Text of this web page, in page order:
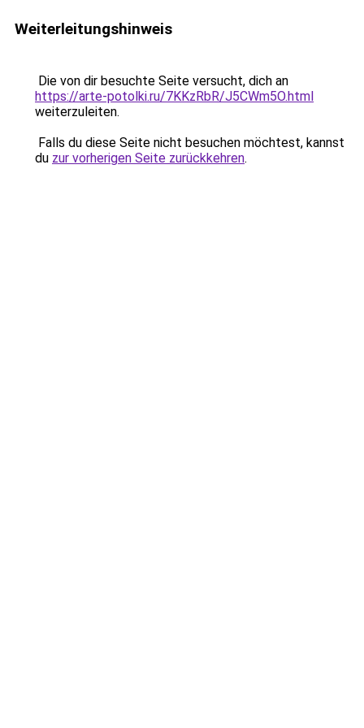
Weiterleitungshinweis
Die von dir besuchte Seite versucht, dich an
https://arte-potolki.ru/7KKzRbR/J5CWm5O.html
weiterzuleiten.
Falls du diese Seite nicht besuchen möchtest, kannst
du zur vorherigen Seite zurückkehren.